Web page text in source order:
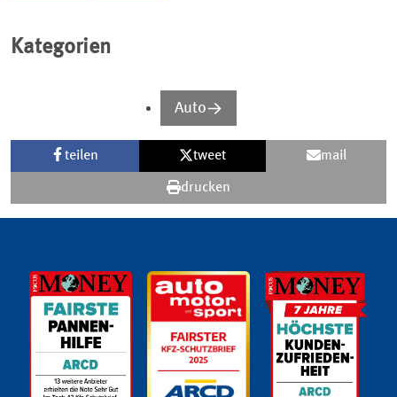
Kategorien
Auto
teilen tweet mail
drucken